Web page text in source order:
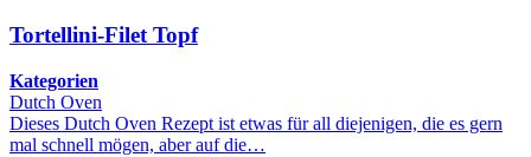
Tortellini-Filet Topf
Kategorien
Dutch Oven
Dieses Dutch Oven Rezept ist etwas für all diejenigen, die es gern
mal schnell mögen, aber auf die…